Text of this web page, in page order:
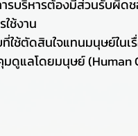
รบริหารต้องมีส่วนรับผิดช
ช้งาน
ที่ใช้ตัดสินใจแทนมนุษย์ใน
ดูแลโดยมนุษย์ (Human